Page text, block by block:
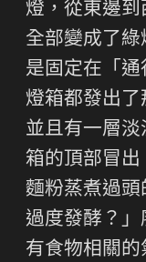
燈，從東邊到
全部變成了
是固定在「
燈箱都發出了
並且有一層
箱的頂部冒
麵粉蒸煮過
過度發酵？
有食物相關